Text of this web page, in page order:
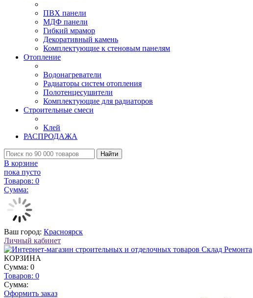
ПВХ панели
МДФ панели
Гибкий мрамор
Декоративный камень
Комплектующие к стеновым панелям
Отопление
Водонагреватели
Радиаторы систем отопления
Полотенцесушители
Комплектующие для радиаторов
Строительные смеси
Клей
РАСПРОДАЖА
Найти
В корзине
пока пусто
Товаров: 0
Сумма:
Ваш город: Красноярск
Личный кабинет
КОРЗИНА
Сумма: 0
Товаров: 0
Сумма:
Оформить заказ